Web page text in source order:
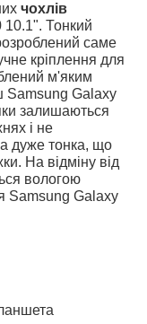
чохлів
10.1". Тонкий
саме
кріплення для
м'яким
Samsung Galaxy
залишаються
і не
дуже тонка, що
На відміну від
вологою
Samsung Galaxy